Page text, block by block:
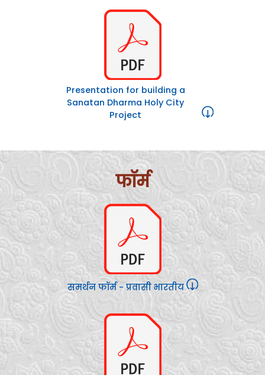
Presentation for building a
Sanatan Dharma Holy City
Project
फॉर्म
समर्थन फॉर्म - प्रवासी भारतीय